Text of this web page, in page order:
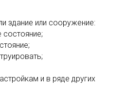
здание или сооружение:
состояние;
и в ряде других